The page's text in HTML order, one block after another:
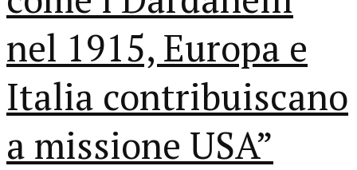
nel 1915, Europa e
Italia contribuiscano
a missione USA”